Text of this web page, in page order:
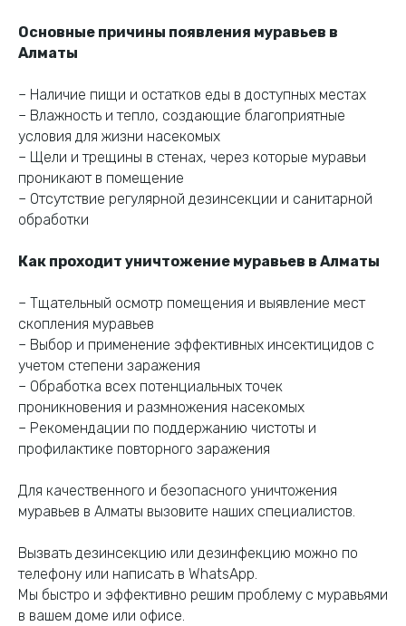
Основные причины появления муравьев в
Алматы
– Наличие пищи и остатков еды в доступных местах
– Влажность и тепло, создающие благоприятные
условия для жизни насекомых
– Щели и трещины в стенах, через которые муравьи
проникают в помещение
– Отсутствие регулярной дезинсекции и санитарной
обработки
Как проходит уничтожение муравьев в Алматы
– Тщательный осмотр помещения и выявление мест
скопления муравьев
– Выбор и применение эффективных инсектицидов с
учетом степени заражения
– Обработка всех потенциальных точек
проникновения и размножения насекомых
– Рекомендации по поддержанию чистоты и
профилактике повторного заражения
Для качественного и безопасного уничтожения
муравьев в Алматы вызовите наших специалистов.
Вызвать дезинсекцию или дезинфекцию можно по
телефону или написать в WhatsApp.
Мы быстро и эффективно решим проблему с муравьями
в вашем доме или офисе.
сейчас— выезд
специалиста,
обработка с гарантией
+7 (707) 143 43 43